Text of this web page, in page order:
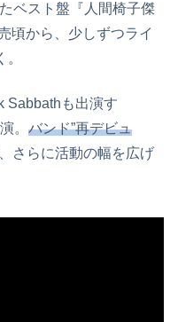
ベスト盤『人間椅子傑
頃から、少しずつライ
Sabbathも出演す
。 バンド”再デビュ
さらに活動の幅を広げ